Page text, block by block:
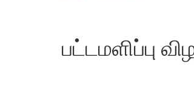
பட்டமளிப்பு